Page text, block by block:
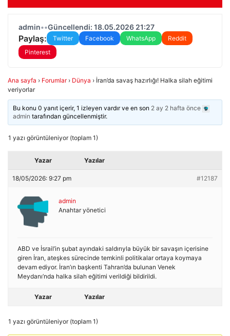
admin••Güncellendi: 18.05.2026 21:27
Paylaş: Twitter Facebook WhatsApp
Reddit
Pinterest
Ana sayfa › Forumlar › Dünya › İran’da savaş hazırlığı! Halka silah eğitimi
veriyorlar
Bu konu 0 yanıt içerir, 1 izleyen vardır ve en son 2 ay 2 hafta önce
admin tarafından güncellenmiştir.
1 yazı görüntüleniyor (toplam 1)
Yazar Yazılar
18/05/2026: 9:27 pm #12187
admin
Anahtar yönetici
ABD ve İsrail’in şubat ayındaki saldırıyla büyük bir savaşın içerisine
giren İran, ateşkes sürecinde temkinli politikalar ortaya koymaya
devam ediyor. İran’ın başkenti Tahran’da bulunan Venek
Meydanı’nda halka silah eğitimi verildiği bildirildi.
Yazar Yazılar
1 yazı görüntüleniyor (toplam 1)